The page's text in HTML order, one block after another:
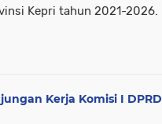
Kepri tahun 2021-2026.
Kerja Komisi I DPRD